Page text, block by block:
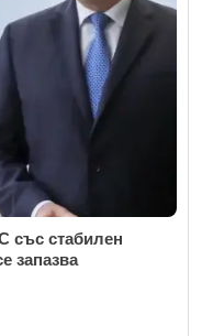
със стабилен
запазва